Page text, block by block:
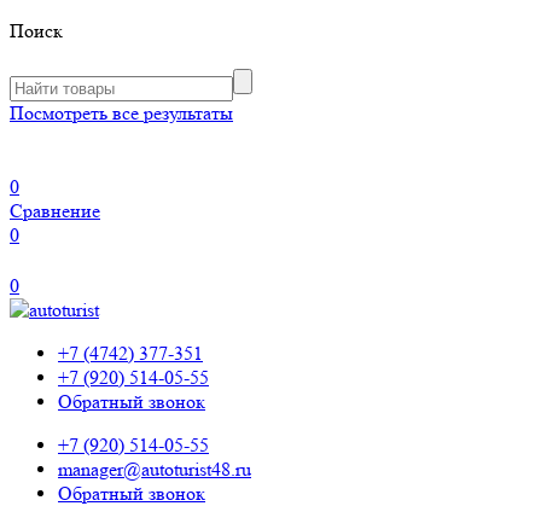
Поиск
Посмотреть все результаты
0
Сравнение
0
0
+7 (4742) 377-351
+7 (920) 514-05-55
Обратный звонок
+7 (920) 514-05-55
manager@autoturist48.ru
Обратный звонок